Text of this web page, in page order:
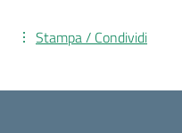
Stampa / Condividi